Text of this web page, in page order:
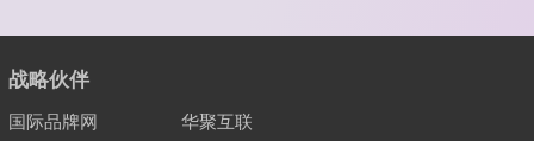
战略伙伴
国际品牌网 华聚互联